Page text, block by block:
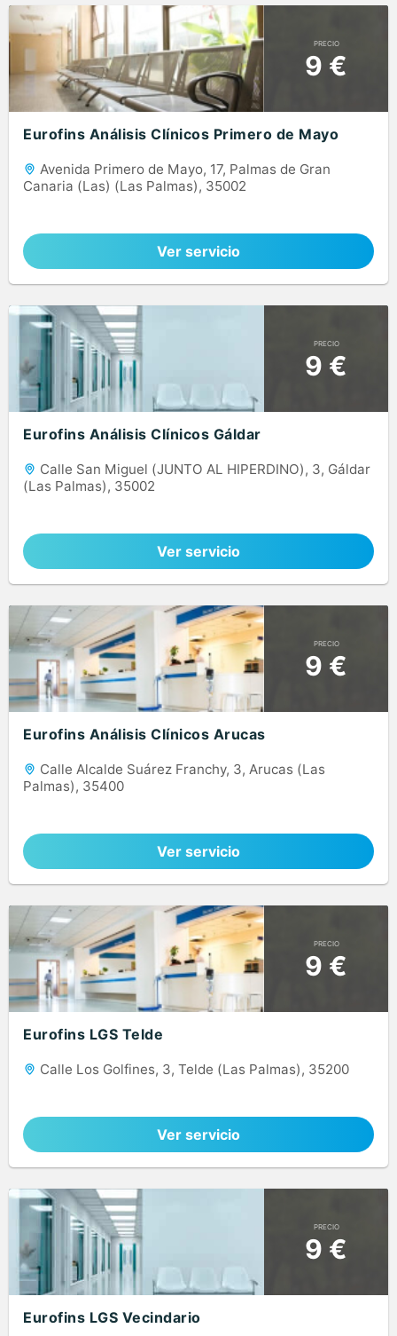
PRECIO
9 €
Eurofins Análisis Clínicos Primero de Mayo
Avenida Primero de Mayo, 17, Palmas de Gran
Canaria (Las) (Las Palmas), 35002
Ver servicio
PRECIO
9 €
Eurofins Análisis Clínicos Gáldar
Calle San Miguel (JUNTO AL HIPERDINO), 3, Gáldar
(Las Palmas), 35002
Ver servicio
PRECIO
9 €
Eurofins Análisis Clínicos Arucas
Calle Alcalde Suárez Franchy, 3, Arucas (Las
Palmas), 35400
Ver servicio
PRECIO
9 €
Eurofins LGS Telde
Calle Los Golfines, 3, Telde (Las Palmas), 35200
Ver servicio
PRECIO
9 €
Eurofins LGS Vecindario